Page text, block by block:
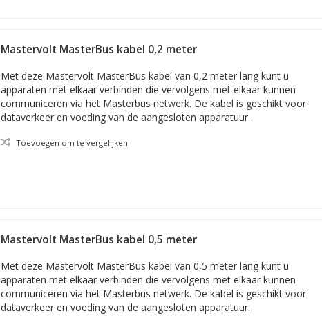
Mastervolt MasterBus kabel 0,2 meter
Met deze Mastervolt MasterBus kabel van 0,2 meter lang kunt u
apparaten met elkaar verbinden die vervolgens met elkaar kunnen
communiceren via het Masterbus netwerk. De kabel is geschikt voor
dataverkeer en voeding van de aangesloten apparatuur.
Toevoegen om te vergelijken
Mastervolt MasterBus kabel 0,5 meter
Met deze Mastervolt MasterBus kabel van 0,5 meter lang kunt u
apparaten met elkaar verbinden die vervolgens met elkaar kunnen
communiceren via het Masterbus netwerk. De kabel is geschikt voor
dataverkeer en voeding van de aangesloten apparatuur.